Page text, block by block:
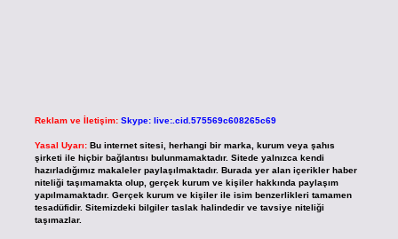
Reklam ve İletişim: Skype: live:.cid.575569c608265c69
Yasal Uyarı: Bu internet sitesi, herhangi bir marka, kurum veya şahıs
şirketi ile hiçbir bağlantısı bulunmamaktadır. Sitede yalnızca kendi
hazırladığımız makaleler paylaşılmaktadır. Burada yer alan içerikler haber
niteliği taşımamakta olup, gerçek kurum ve kişiler hakkında paylaşım
yapılmamaktadır. Gerçek kurum ve kişiler ile isim benzerlikleri tamamen
tesadüfidir. Sitemizdeki bilgiler taslak halindedir ve tavsiye niteliği
taşımazlar.